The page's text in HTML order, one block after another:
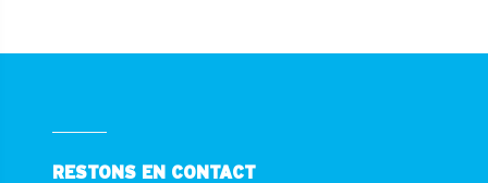
RESTONS EN CONTACT